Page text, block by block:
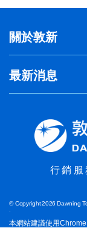
關於敦新
最新消息
行銷服
© Copyright 2026 Dawning
本網站建議使用